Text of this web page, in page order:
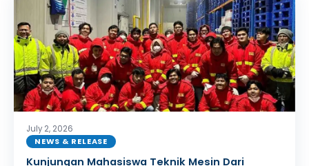
July 2, 2026
NEWS & RELEASE
Kunjungan Mahasiswa Teknik Mesin Dari